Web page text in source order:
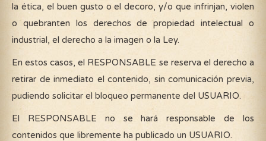
la ética, el buen gusto o el decoro, y/o que infrinjan, violen
o quebranten los derechos de propiedad intelectual o
industrial, el derecho a la imagen o la Ley.
En estos casos, el RESPONSABLE se reserva el derecho a
retirar de inmediato el contenido, sin comunicación previa,
pudiendo solicitar el bloqueo permanente del USUARIO.
El RESPONSABLE no se hará responsable de los
contenidos que libremente ha publicado un USUARIO.